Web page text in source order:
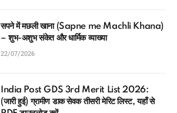
सपने में मछली खाना (Sapne me Machli Khana)
– शुभ-अशुभ संकेत और धार्मिक व्याख्या
22/07/2026
India Post GDS 3rd Merit List 2026:
(जारी हुई) ग्रामीण डाक सेवक तीसरी मेरिट लिस्ट, यहाँ से